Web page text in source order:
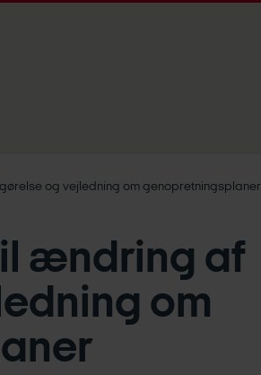
og vejledning om genopretningsplaner
ændring af
om